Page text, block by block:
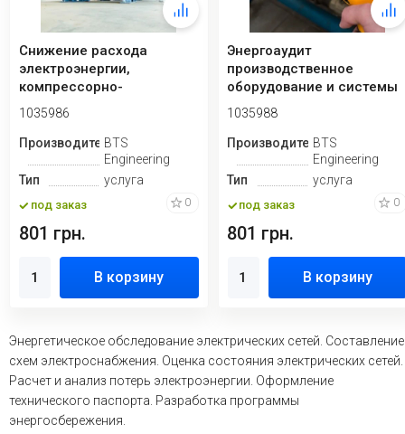
Снижение расхода
электроэнергии,
компрессорно-
холодильное
оборудование
1035986
ПроизводительBTS
Engineering
Тип
услуга
под заказ 0
801 грн.
В корзину
Энергоаудит
производственное
оборудование и системы
электроснабжения
1035988
ПроизводительBTS
Engineering
Тип
услуга
под заказ 0
801 грн.
В корзину
Энергетическое обследование электрических сетей. Составление
схем электроснабжения. Оценка состояния электрических сетей.
Расчет и анализ потерь электроэнергии. Оформление
технического паспорта. Разработка программы
энергосбережения.